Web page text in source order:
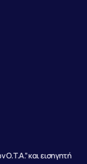
Ο.Τ.Α.” και εισηγητή